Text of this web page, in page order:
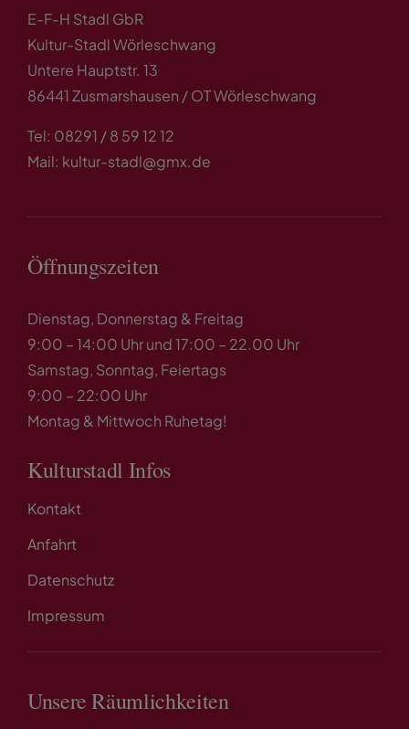
E-F-H Stadl GbR
Kultur-Stadl Wörleschwang
Untere Hauptstr. 13
86441 Zusmarshausen / OT Wörleschwang
Tel: 08291 / 8 59 12 12
Mail: kultur-stadl@gmx.de
Öffnungszeiten
Dienstag, Donnerstag & Freitag
9:00 – 14:00 Uhr und 17:00 – 22.00 Uhr
Samstag, Sonntag, Feiertags
9:00 – 22:00 Uhr
Montag & Mittwoch Ruhetag!
Kulturstadl Infos
Kontakt
Anfahrt
Datenschutz
Impressum
Unsere Räumlichkeiten